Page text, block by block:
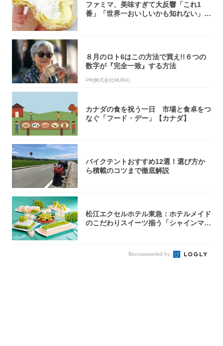
ファミマ、美味すぎて大反響「これ1
番」「世界一おいしいかも知れない」
８月のロト6はこの方法で買え!!６つの
数字が『完全一致』する方法
PR(株式会社MURA)
カナダの食を祝う一日 市場と食卓をつ
なぐ「フード・デー」【カナダ】
バイクテントおすすめ12選！選び方か
ら積載のコツまで徹底解説
松江エクセルホテル東急：ホテルメイド
のこだわりスイーツ揃う「シャインマス
Recommended by